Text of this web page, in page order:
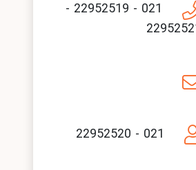
021 - 22952519 -
021 - 22952520